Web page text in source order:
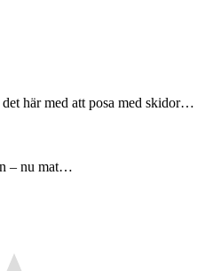
här med att posa med skidor…
– nu mat…